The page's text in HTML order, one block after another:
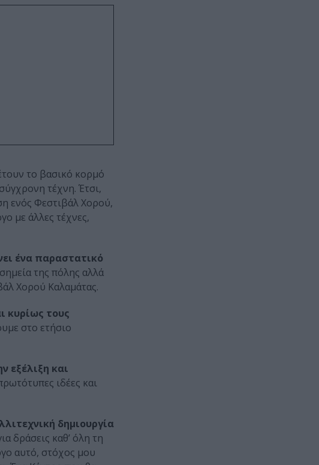
το βασικό κορμό
τέχνη. Έτσι,
ενός Φεστιβάλ Χορού,
με άλλες τέχνες,
ένα παραστατικό
της πόλης αλλά
Χορού Καλαμάτας.
κυρίως τους
στο ετήσιο
εξέλιξη και
ιδέες και
δημιουργία
δράσεις καθ’ όλη τη
αυτό, στόχος μου